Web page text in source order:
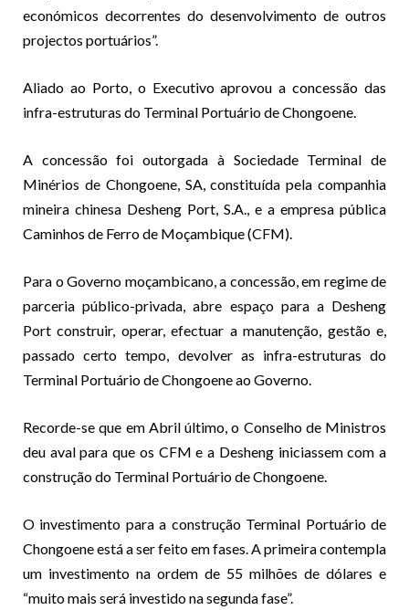
económicos decorrentes do desenvolvimento de outros
projectos portuários”.
Aliado ao Porto, o Executivo aprovou a concessão das
infra-estruturas do Terminal Portuário de Chongoene.
A concessão foi outorgada à Sociedade Terminal de
Minérios de Chongoene, SA, constituída pela companhia
mineira chinesa Desheng Port, S.A., e a empresa pública
Caminhos de Ferro de Moçambique (CFM).
Para o Governo moçambicano, a concessão, em regime de
parceria público-privada, abre espaço para a Desheng
Port construir, operar, efectuar a manutenção, gestão e,
passado certo tempo, devolver as infra-estruturas do
Terminal Portuário de Chongoene ao Governo.
Recorde-se que em Abril último, o Conselho de Ministros
deu aval para que os CFM e a Desheng iniciassem com a
construção do Terminal Portuário de Chongoene.
O investimento para a construção Terminal Portuário de
Chongoene está a ser feito em fases. A primeira contempla
um investimento na ordem de 55 milhões de dólares e
“muito mais será investido na segunda fase”.